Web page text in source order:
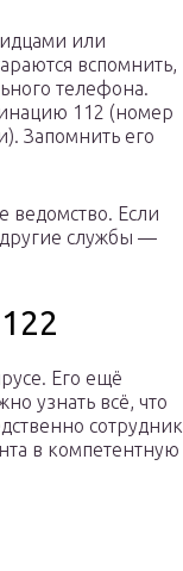
или
вспомнить,
телефона.
112 (номер
Запомнить его
ведомство. Если
другие службы —
Его ещё
узнать всё, что
сотрудник
в компетентную